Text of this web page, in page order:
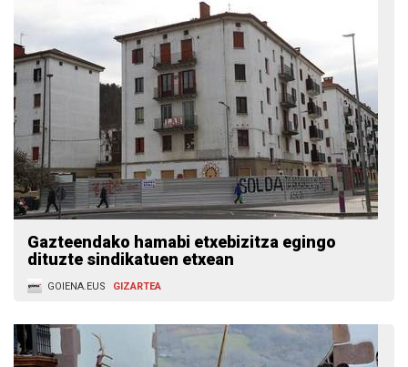
Gazteendako hamabi etxebizitza egingo
dituzte sindikatuen etxean
GOIENA.EUS GIZARTEA